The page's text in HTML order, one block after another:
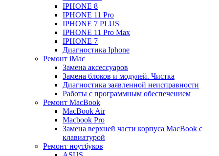
IPHONE 8
IPHONE 11 Pro
IPHONE 7 PLUS
IPHONE 11 Pro Max
IPHONE 7
Диагностика Iphone
Ремонт iMac
Замена аксессуаров
Замена блоков и модулей. Чистка
Диагностика заявленной неисправности
Работы с программным обеспечением
Ремонт MacBook
MacBook Air
Macbook Pro
Замена верхней части корпуса MacBook с
клавиатурой
Ремонт ноутбуков